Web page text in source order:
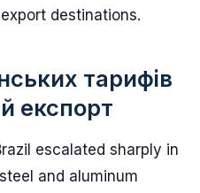
destinations.
тарифів
експорт
escalated sharply in
and aluminum